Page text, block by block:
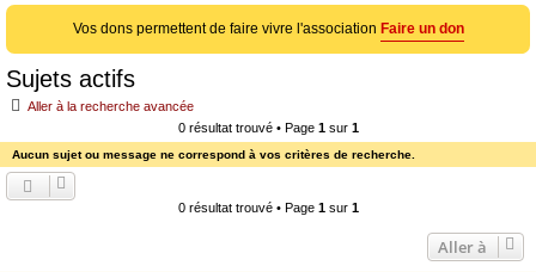
e
r
Vos dons permettent de faire vivre l'association Faire un don
Sujets actifs
Aller à la recherche avancée
0 résultat trouvé • Page 1sur 1
Aucun sujet ou message ne correspond à vos critères de recherche.
0 résultat trouvé • Page 1sur 1
Aller à